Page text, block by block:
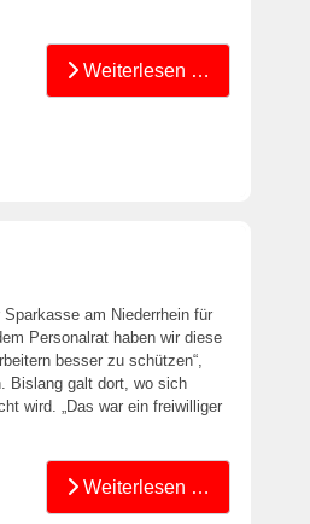
Weiterlesen …
am Niederrhein für
Personalrat haben wir diese
besser zu schützen“,
Bislang galt dort, wo sich
wird. „Das war ein freiwilliger
Weiterlesen …